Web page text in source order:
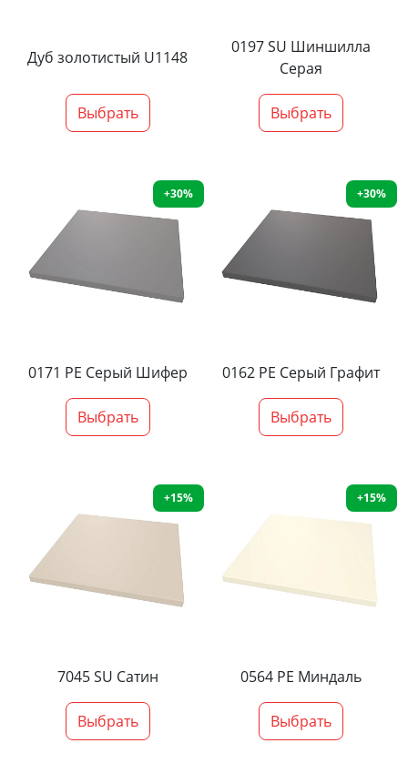
Дуб золотистый U1148
Выбрать
0197 SU Шиншилла
Серая
Выбрать
+30%
0171 PE Серый Шифер
Выбрать
+30%
0162 PE Серый Графит
Выбрать
+15%
7045 SU Сатин
Выбрать
+15%
0564 PE Миндаль
Выбрать